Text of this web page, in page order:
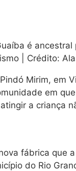
é
| Crédito:
Mirim, em
em
a criança
fábrica que
do Rio